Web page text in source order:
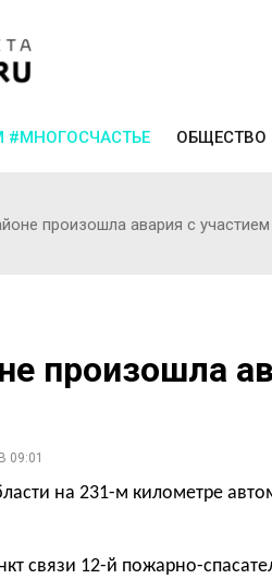
#МНОГОСЧАСТЬЕ ОБЩЕСТВО
произошла авария с
произошла
09:01
на 231-м километре
связи 12-й пожарно-